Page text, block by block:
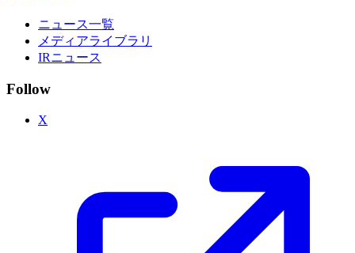
ニュース一覧
メディアライブラリ
IRニュース
Follow
X